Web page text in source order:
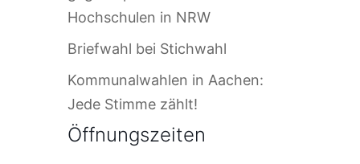
Hochschulen in NRW
Briefwahl bei Stichwahl
Kommunalwahlen in Aachen:
Jede Stimme zählt!
Öffnungszeiten